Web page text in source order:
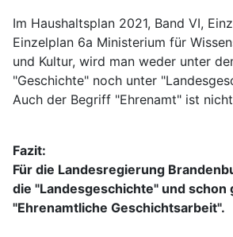
Im Haushaltsplan 2021, Band VI,
Einzelplan 6a Ministerium für
und Kultur, wird man weder unter
"Geschichte" noch unter
Auch der Begriff "Ehrenamt" ist
Fazit:
Für die Landesregierung
die "Landesgeschichte" und schon
"Ehrenamtliche Geschichtsarbeit".